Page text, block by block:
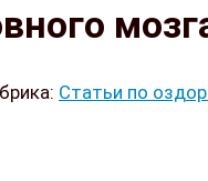
Статьи по